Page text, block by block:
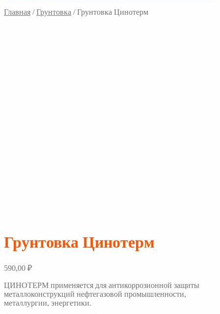
Главная /Грунтовка /Грунтовка Цинотерм
Грунтовка Цинотерм
590,00 ₽
ЦИНОТЕРМ применяется для антикоррозионной защиты
металлоконструкций нефтегазовой промышленности,
металлургии, энергетики.